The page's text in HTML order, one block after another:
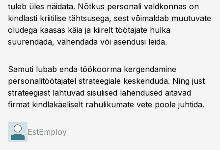
tuleb üles näidata. Nõtkus personali valdkonnas on
kindlasti kriitilise tähtsusega, sest võimaldab muutuvate
oludega kaasas käia ja kiirelt töötajate hulka
suurendada, vähendada või asendusi leida.
Samuti lubab enda töökoorma kergendamine
personalitöötajatel strateegiale keskenduda. Ning just
strateegiast lähtuvad sisulised lahendused aitavad
firmat kindlakäeliselt rahulikumate vete poole juhtida.
EstEmploy